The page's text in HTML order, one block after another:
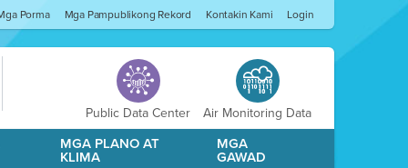
Porma Mga Pampublikong Rekord Kontakin Kami Login
Public Data Center Air Monitoring Data
MGA PLANO AT
KLIMA
MGA
GAWAD